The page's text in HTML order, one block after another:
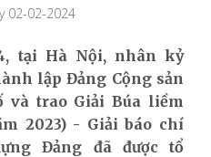
02-02-2024
tại Hà Nội, nhân kỷ
lập Đảng Cộng sản
và trao Giải Búa liềm
2023) - Giải báo chí
Đảng đã được tổ